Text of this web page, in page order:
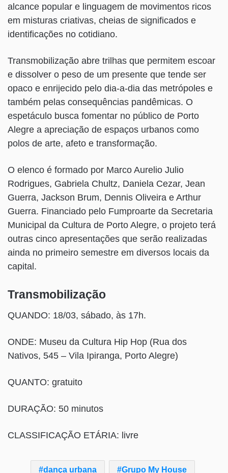
alcance popular e linguagem de movimentos ricos
em misturas criativas, cheias de significados e
identificações no cotidiano.
Transmobilização abre trilhas que permitem escoar
e dissolver o peso de um presente que tende ser
opaco e enrijecido pelo dia-a-dia das metrópoles e
também pelas consequências pandêmicas. O
espetáculo busca fomentar no público de Porto
Alegre a apreciação de espaços urbanos como
polos de arte, afeto e transformação.
O elenco é formado por Marco Aurelio Julio
Rodrigues, Gabriela Chultz, Daniela Cezar, Jean
Guerra, Jackson Brum, Dennis Oliveira e Arthur
Guerra. Financiado pelo Fumproarte da Secretaria
Municipal da Cultura de Porto Alegre, o projeto terá
outras cinco apresentações que serão realizadas
ainda no primeiro semestre em diversos locais da
capital.
Transmobilização
QUANDO: 18/03, sábado, às 17h.
ONDE: Museu da Cultura Hip Hop (Rua dos
Nativos, 545 – Vila Ipiranga, Porto Alegre)
QUANTO: gratuito
DURAÇÃO: 50 minutos
CLASSIFICAÇÃO ETÁRIA: livre
dança urbana Grupo My House